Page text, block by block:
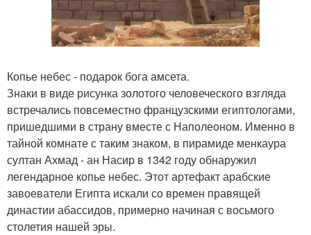
Копье небес - подарок бога амсета.
Знаки в виде рисунка золотого человеческого взгляда
встречались повсеместно французскими египтологами,
пришедшими в страну вместе с Наполеоном. Именно в
тайной комнате с таким знаком, в пирамиде менкаура
султан Ахмад - ан Насир в 1342 году обнаружил
легендарное копье небес. Этот артефакт арабские
завоеватели Египта искали со времен правящей
династии абассидов, примерно начиная с восьмого
столетия нашей эры.